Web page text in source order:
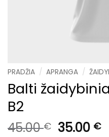
PRADŽIA / APRANGA /
Balti
B2
45.00€ Original
35.00 €